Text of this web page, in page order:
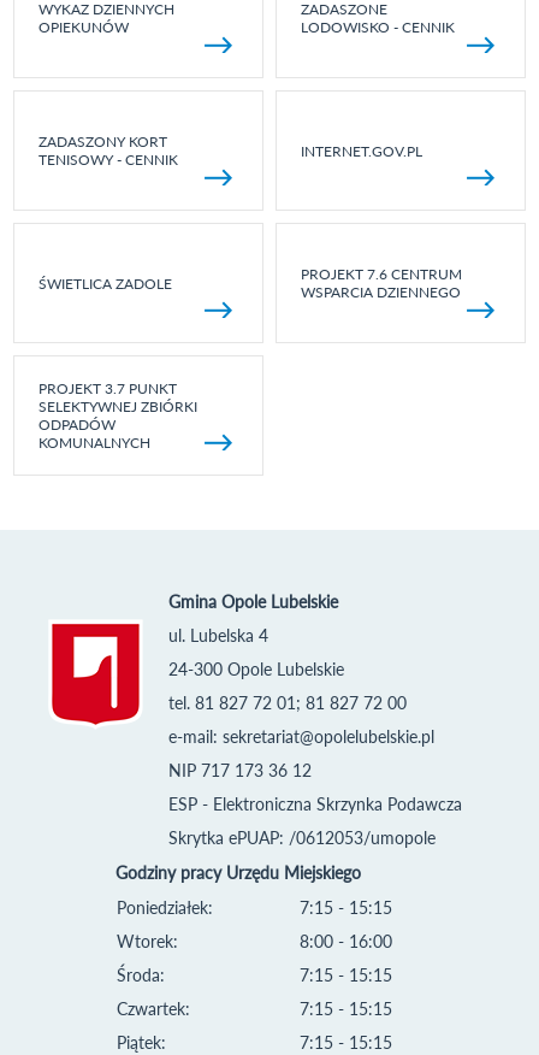
WYKAZ DZIENNYCH
OPIEKUNÓW
ZADASZONE
LODOWISKO - CENNIK
ZADASZONY KORT
TENISOWY - CENNIK
INTERNET.GOV.PL
ŚWIETLICA ZADOLE
PROJEKT 7.6 CENTRUM
WSPARCIA DZIENNEGO
PROJEKT 3.7 PUNKT
SELEKTYWNEJ ZBIÓRKI
ODPADÓW
KOMUNALNYCH
Gmina Opole Lubelskie
ul. Lubelska 4
24-300 Opole Lubelskie
tel. 81 827 72 01; 81 827 72 00
e-mail: sekretariat@opolelubelskie.pl
NIP 717 173 36 12
ESP - Elektroniczna Skrzynka Podawcza
Skrytka ePUAP: /0612053/umopole
Godziny pracy Urzędu Miejskiego
Poniedziałek:
Wtorek:
Środa:
Czwartek:
Piątek:
7:15 - 15:15
8:00 - 16:00
7:15 - 15:15
7:15 - 15:15
7:15 - 15:15